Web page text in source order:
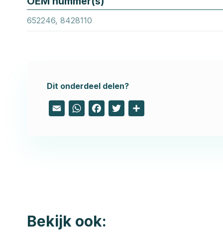
652246, 8428110
Dit onderdeel delen?
Email WhatsApp
FacebookTwitter
Bekijk ook: